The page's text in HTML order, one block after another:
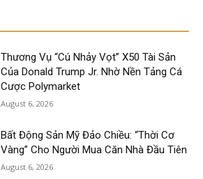
Thương Vụ “Cú Nhảy Vọt” X50 Tài Sản
Của Donald Trump Jr. Nhờ Nền Tảng Cá
Cược Polymarket
August 6, 2026
Bất Động Sản Mỹ Đảo Chiều: “Thời Cơ
Vàng” Cho Người Mua Căn Nhà Đầu Tiên
August 6, 2026